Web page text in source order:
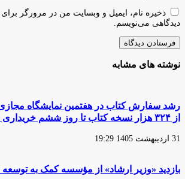
ذخیره نام، ایمیل و وبسایت من در مرورگر برای
دیدگاهی می‌نویسم.
نوشته های مشابه
رشد سفارش‌ کتاب در هفتمین نمایشگاه
از ۳۲۴ هزار نسخه کتاب تا روز ششم خریداری شد
31 اردیبهشت 1405 19:29
بازدید «وزیر ارشاد» از مؤسسه کمک به توسعه